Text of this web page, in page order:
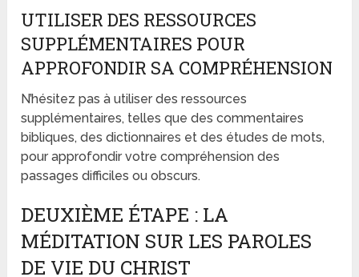
UTILISER DES RESSOURCES
SUPPLÉMENTAIRES POUR
APPROFONDIR SA COMPRÉHENSION
N’hésitez pas à utiliser des ressources
supplémentaires, telles que des commentaires
bibliques, des dictionnaires et des études de mots,
pour approfondir votre compréhension des
passages difficiles ou obscurs.
DEUXIÈME ÉTAPE : LA
MÉDITATION SUR LES PAROLES
DE VIE DU CHRIST